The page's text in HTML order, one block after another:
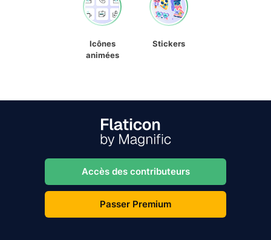
Icônes
animées
Stickers
Accès des contributeurs
Passer Premium